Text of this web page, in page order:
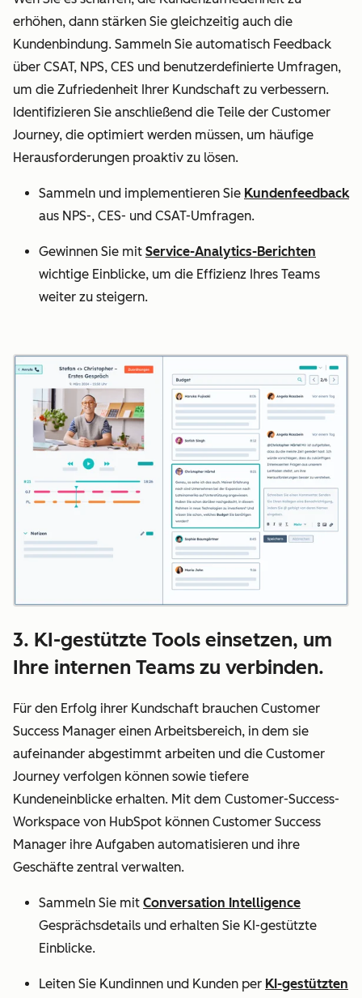
erhöhen, dann stärken Sie gleichzeitig auch die
Kundenbindung. Sammeln Sie automatisch Feedback
über CSAT, NPS, CES und benutzerdefinierte Umfragen,
um die Zufriedenheit Ihrer Kundschaft zu verbessern.
Identifizieren Sie anschließend die Teile der Customer
Journey, die optimiert werden müssen, um häufige
Herausforderungen proaktiv zu lösen.
Sammeln und implementieren Sie Kundenfeedback
aus NPS-, CES- und CSAT-Umfragen.
Gewinnen Sie mit Service-Analytics-Berichten
wichtige Einblicke, um die Effizienz Ihres Teams
weiter zu steigern.
3. KI-gestützte Tools einsetzen, um
Ihre internen Teams zu verbinden.
Für den Erfolg ihrer Kundschaft brauchen Customer
Success Manager einen Arbeitsbereich, in dem sie
aufeinander abgestimmt arbeiten und die Customer
Journey verfolgen können sowie tiefere
Kundeneinblicke erhalten. Mit dem Customer-Success-
Workspace von HubSpot können Customer Success
Manager ihre Aufgaben automatisieren und ihre
Geschäfte zentral verwalten.
Sammeln Sie mit Conversation Intelligence
Gesprächsdetails und erhalten Sie KI-gestützte
Einblicke.
Leiten Sie Kundinnen und Kunden per KI-gestützten